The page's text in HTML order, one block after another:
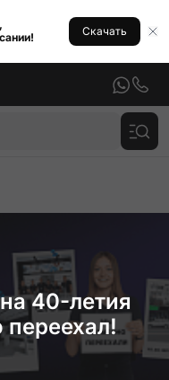
Скачать
40-летия